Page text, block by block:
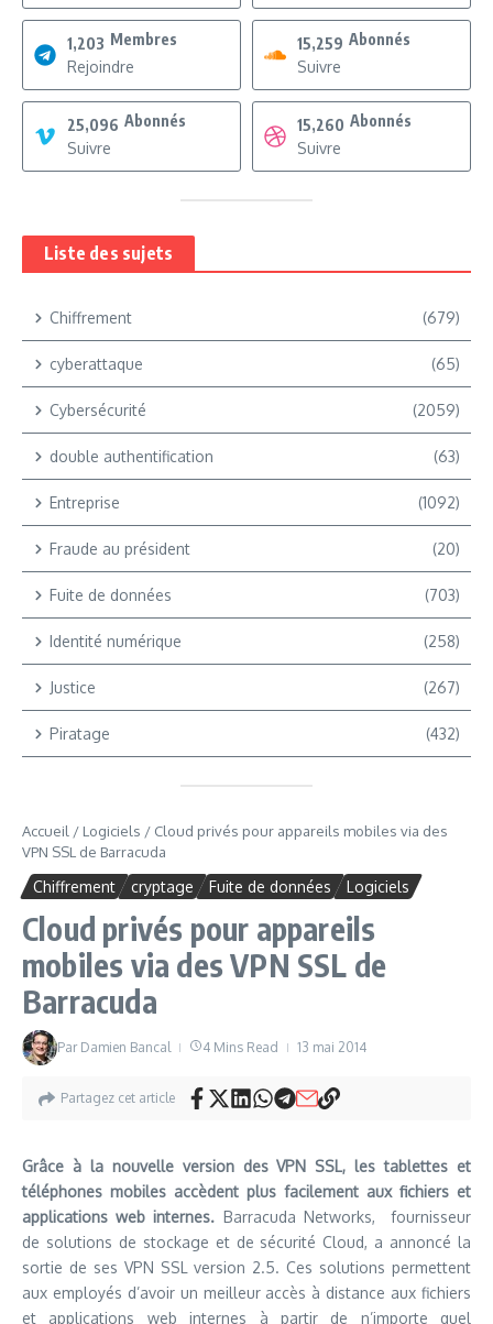
1,203 Membres
Rejoindre
15,259 Abonnés
Suivre
25,096 Abonnés
Suivre
15,260 Abonnés
Suivre
Liste des sujets
Chiffrement (679)
cyberattaque (65)
Cybersécurité (2059)
double authentification (63)
Entreprise (1092)
Fraude au président (20)
Fuite de données (703)
Identité numérique (258)
Justice (267)
Piratage (432)
Accueil / Logiciels / Cloud privés pour appareils mobiles via des
VPN SSL de Barracuda
Chiffrement cryptage Fuite de données Logiciels
Cloud privés pour appareils
mobiles via des VPN SSL de
Barracuda
Par Damien Bancal 4 Mins Read 13 mai 2014
Partagez cet article
Grâce à la nouvelle version des VPN SSL, les tablettes et
téléphones mobiles accèdent plus facilement aux fichiers et
applications web internes. Barracuda Networks, fournisseur
de solutions de stockage et de sécurité Cloud, a annoncé la
sortie de ses VPN SSL version 2.5. Ces solutions permettent
aux employés d’avoir un meilleur accès à distance aux fichiers
et applications web internes à partir de n’importe quel